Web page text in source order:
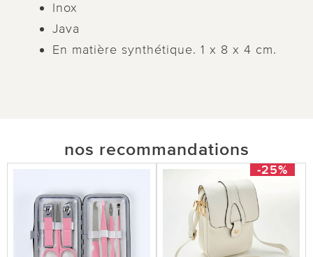
Inox
Java
En matière synthétique. 1 x 8 x 4 cm.
nos recommandations
-25%